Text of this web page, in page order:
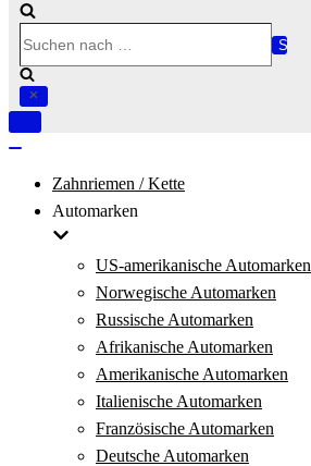
nach …
Navigation
Zahnriemen / Kette
Automarken
US-amerikanische Automarken
Norwegische Automarken
Russische Automarken
Afrikanische Automarken
Amerikanische Automarken
Italienische Automarken
Französische Automarken
Deutsche Automarken